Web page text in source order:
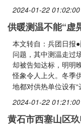
2024-01-22 01:02:00
供暖测温不能“虚
本文转自：兵团日报
问题，其中测温走过
却被告知达标，明明
怪象令人上火。冬季
地都对供热单位设有“
2024-01-22 01:21:00
黄石市西塞山区